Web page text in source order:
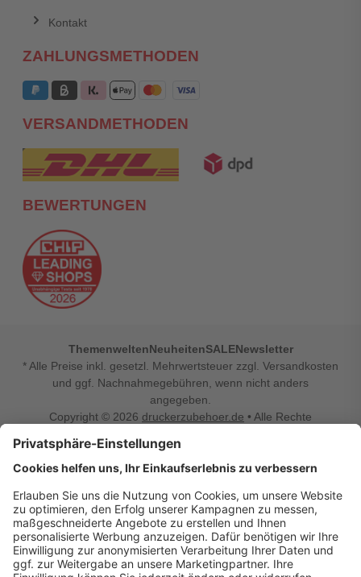
Kontakt
ZAHLUNGSMETHODEN
VERSANDMETHODEN
BEWERTUNGEN
ThemenweltenNeuheitenSALENewsletter
* Alle Preise inkl. gesetzl. Mehrwertsteuer zzgl. Versandkosten
und ggf. Nachnahmegebühren, wenn nicht anders
angegeben.
Copyright © 2026 druckerzubehoer.de • Alle Rechte
Vertrag widerrufen
Druckerzubehoer.de – preiswerte Qualität für Ihr Office
Sie sind auf der Suche nach dem passenden Druckerzubehör
oder Zubehör für das Büro, den Computer oder Ihr
Smartphone? Dann sind Sie bei Druckerzubehoer.de genau
richtig! Unser breites Sortiment bietet unter anderem Tinte
und Toner für alle gängigen Druckermodelle – großer sowie